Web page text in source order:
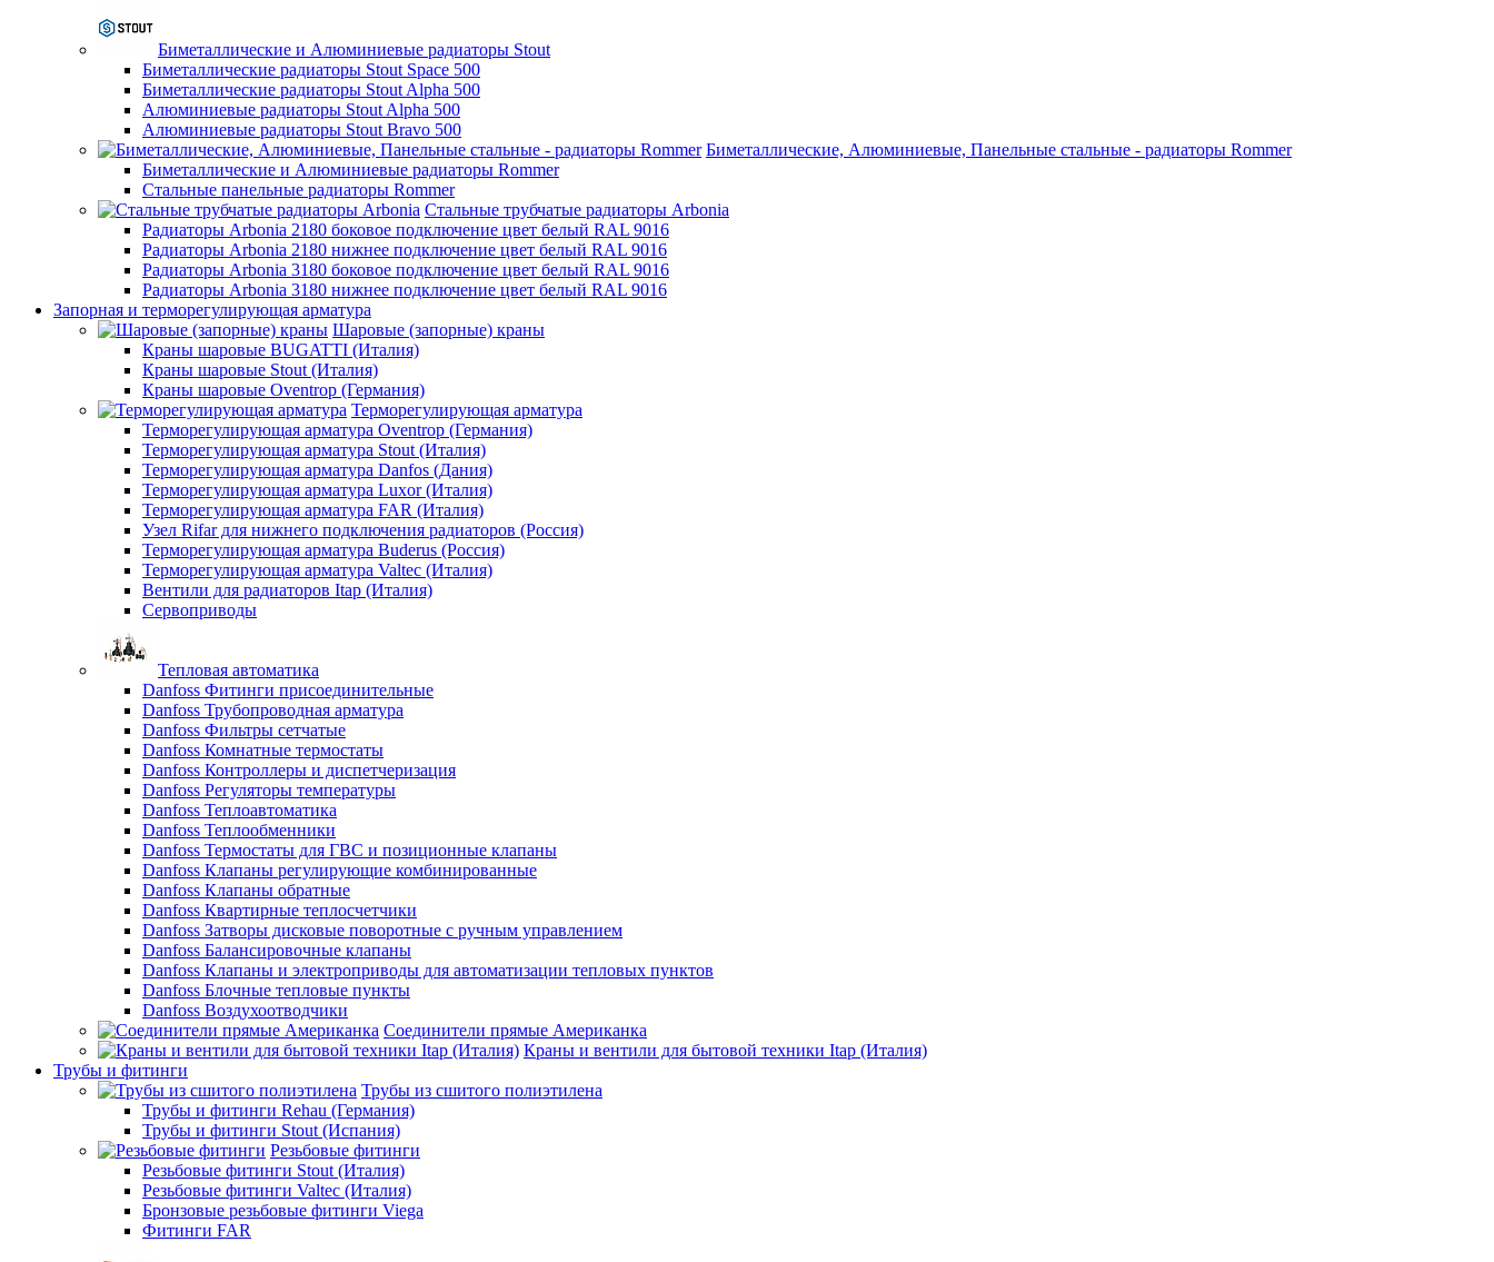
Биметаллические и Алюминиевые радиаторы Stout
Биметаллические радиаторы Stout Space 500
Биметаллические радиаторы Stout Alpha 500
Алюминиевые радиаторы Stout Alpha 500
Алюминиевые радиаторы Stout Bravo 500
Биметаллические, Алюминиевые, Панельные стальные - радиаторы Rommer
Биметаллические и Алюминиевые радиаторы Rommer
Стальные панельные радиаторы Rommer
Стальные трубчатые радиаторы Arbonia
Радиаторы Arbonia 2180 боковое подключение цвет белый RAL 9016
Радиаторы Arbonia 2180 нижнее подключение цвет белый RAL 9016
Радиаторы Arbonia 3180 боковое подключение цвет белый RAL 9016
Радиаторы Arbonia 3180 нижнее подключение цвет белый RAL 9016
Запорная и терморегулирующая арматура
Шаровые (запорные) краны
Краны шаровые BUGATTI (Италия)
Краны шаровые Stout (Италия)
Краны шаровые Oventrop (Германия)
Терморегулирующая арматура
Терморегулирующая арматура Oventrop (Германия)
Терморегулирующая арматура Stout (Италия)
Терморегулирующая арматура Danfos (Дания)
Терморегулирующая арматура Luxor (Италия)
Терморегулирующая арматура FAR (Италия)
Узел Rifar для нижнего подключения радиаторов (Россия)
Терморегулирующая арматура Buderus (Россия)
Терморегулирующая арматура Valtec (Италия)
Вентили для радиаторов Itap (Италия)
Сервоприводы
Тепловая автоматика
Danfoss Фитинги присоединительные
Danfoss Трубопроводная арматура
Danfoss Фильтры сетчатые
Danfoss Комнатные термостаты
Danfoss Контроллеры и диспетчеризация
Danfoss Регуляторы температуры
Danfoss Теплоавтоматика
Danfoss Теплообменники
Danfoss Термостаты для ГВС и позиционные клапаны
Danfoss Клапаны регулирующие комбинированные
Danfoss Клапаны обратные
Danfoss Квартирные теплосчетчики
Danfoss Затворы дисковые поворотные с ручным управлением
Danfoss Балансировочные клапаны
Danfoss Клапаны и электроприводы для автоматизации тепловых пунктов
Danfoss Блочные тепловые пункты
Danfoss Воздухоотводчики
Соединители прямые Американка
Краны и вентили для бытовой техники Itap (Италия)
Трубы и фитинги
Трубы из сшитого полиэтилена
Трубы и фитинги Rehau (Германия)
Трубы и фитинги Stout (Испания)
Резьбовые фитинги
Резьбовые фитинги Stout (Италия)
Резьбовые фитинги Valtec (Италия)
Бронзовые резьбовые фитинги Viega
Фитинги FAR